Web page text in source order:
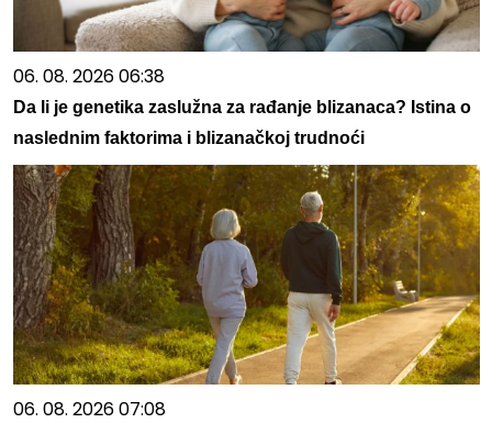
06. 08. 2026 06:38
Da li je genetika zaslužna za rađanje blizanaca? Istina o
naslednim faktorima i blizanačkoj trudnoći
06. 08. 2026 07:08